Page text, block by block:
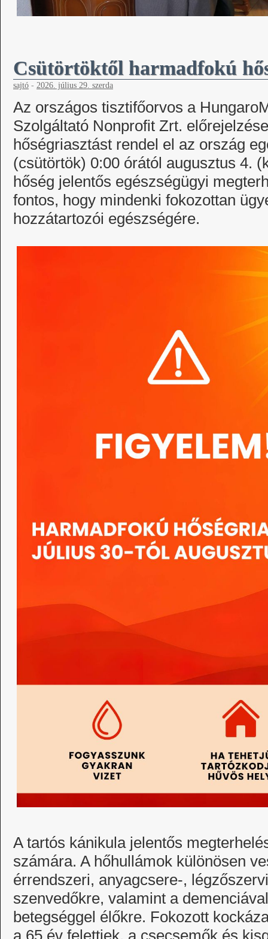
Csütörtöktől harmadfokú
sajtó - 2026. július 29. szerda
Az országos tisztifőorvos a
Szolgáltató Nonprofit Zrt.
hőségriasztást rendel el az ország
(csütörtök) 0:00 órától augusztus 4.
hőség jelentős egészségügyi
fontos, hogy mindenki fokozottan
hozzátartozói egészségére.
A tartós kánikula jelentős
számára. A hőhullámok különösen
érrendszeri, anyagcsere-,
szenvedőkre, valamint a
betegséggel élőkre. Fokozott